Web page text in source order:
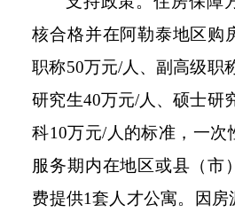
核合格并在阿勒泰地区购
职称50万元/人、副高级职
研究生40万元/人、硕士研
科10万元/人的标准，一次
服务期内在地区或县（市
费提供1套人才公寓。因房